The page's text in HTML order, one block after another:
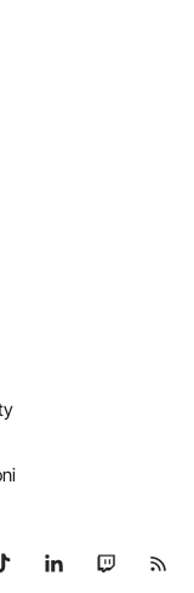
su Telegram
su TikTok
Seguici su
Seguici